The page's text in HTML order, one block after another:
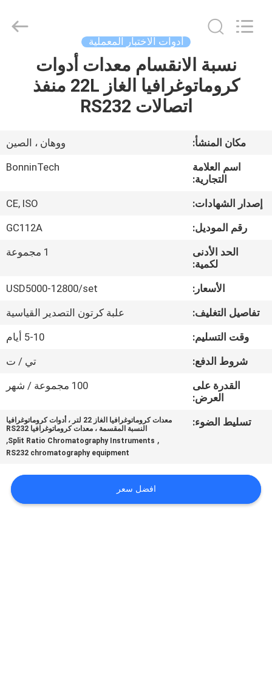
أشرطة
فيديو
معلومات
جولة
المعمل
رقابة
جودة
اقتباس
Kjeldahl
Ltd..
Developed
أدوات الاختبار المعملية
نسبة الانقسام معدات أدوات
كروماتوغرافيا الغاز 22L منفذ
اتصالات RS232
مكان المنشأ:
ووهان ، الصين
اسم العلامة
التجارية:
BonninTech
إصدار الشهادات:
CE, ISO
رقم الموديل:
GC112A
الحد الأدنى
لكمية:
1 مجموعة
الأسعار:
USD5000-12800/set
تفاصيل التغليف:
علبة كرتون التصدير القياسية
وقت التسليم:
5-10 أيام
شروط الدفع:
تي / ت
القدرة على
العرض:
100 مجموعة / شهر
تسليط الضوء:
معدات كروماتوغرافيا الغاز 22 لتر ، أدوات كروماتوغرافيا
النسبة المقسمة ، معدات كروماتوغرافيا RS232
,
Split Ratio Chromatography Instruments
,
RS232 chromatography equipment
افضل سعر